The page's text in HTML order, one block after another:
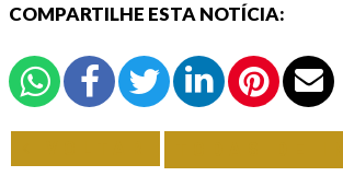
COMPARTILHE ESTA NOTÍCIA: